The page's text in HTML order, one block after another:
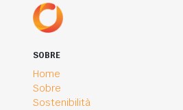
SOBRE
Home
Sobre
Sostenibilità